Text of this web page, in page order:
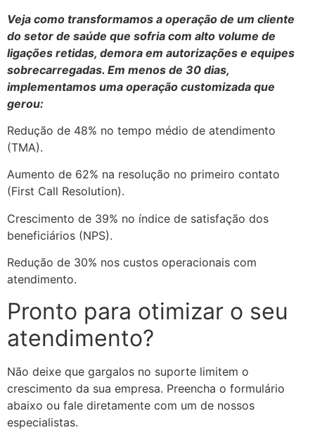
Veja como transformamos a operação de um cliente
do setor de saúde que sofria com alto volume de
ligações retidas, demora em autorizações e equipes
sobrecarregadas. Em menos de 30 dias,
implementamos uma operação customizada que
gerou:
Redução de 48% no tempo médio de atendimento
(TMA).
Aumento de 62% na resolução no primeiro contato
(First Call Resolution).
Crescimento de 39% no índice de satisfação dos
beneficiários (NPS).
Redução de 30% nos custos operacionais com
atendimento.
Pronto para otimizar o seu
atendimento?
Não deixe que gargalos no suporte limitem o
crescimento da sua empresa. Preencha o formulário
abaixo ou fale diretamente com um de nossos
especialistas.